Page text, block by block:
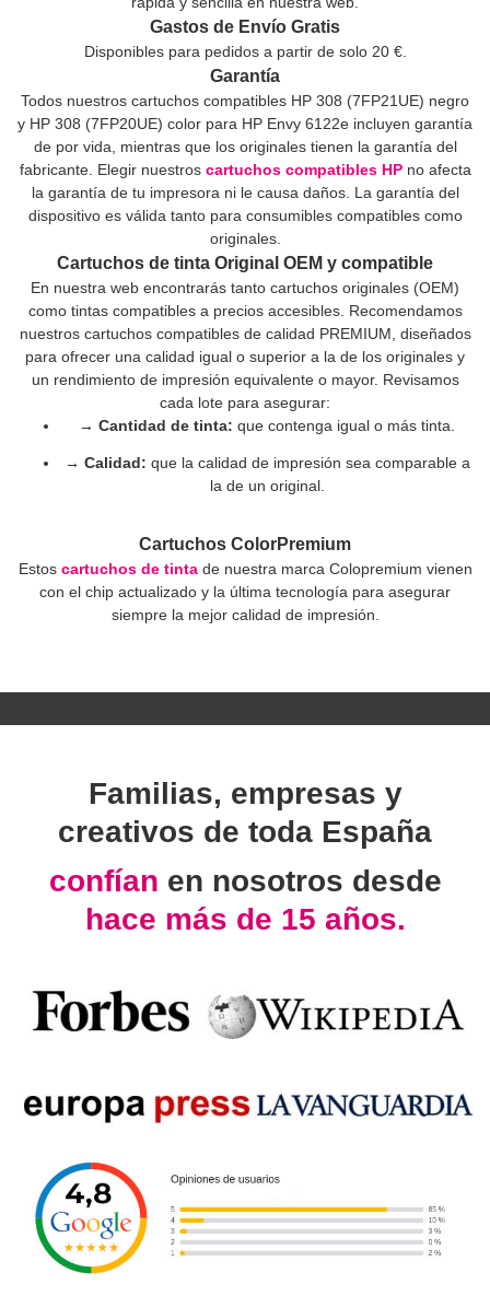
Gastos de Envío Gratis
Disponibles para pedidos a partir de solo 20 €.
Garantía
Todos nuestros cartuchos compatibles HP 308 (7FP21UE) negro
y HP 308 (7FP20UE) color para HP Envy 6122e incluyen garantía
de por vida, mientras que los originales tienen la garantía del
fabricante. Elegir nuestros cartuchos compatibles HPno afecta
la garantía de tu impresora ni le causa daños. La garantía del
dispositivo es válida tanto para consumibles compatibles como
originales.
Cartuchos de tinta Original OEM y compatible
En nuestra web encontrarás tanto cartuchos originales (OEM)
como tintas compatibles a precios accesibles. Recomendamos
nuestros cartuchos compatibles de calidad PREMIUM, diseñados
para ofrecer una calidad igual o superior a la de los originales y
un rendimiento de impresión equivalente o mayor. Revisamos
cada lote para asegurar:
→ Cantidad de tinta: que contenga igual o más tinta.
→ Calidad: que la calidad de impresión sea comparable a
la de un original.
Cartuchos ColorPremium
Estos cartuchos de tintade nuestra marca Colopremium vienen
con el chip actualizado y la última tecnología para asegurar
siempre la mejor calidad de impresión.
Familias, empresas y
creativos de toda España
confían en nosotros desde
hace más de 15 años.